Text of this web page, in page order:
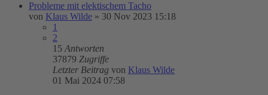
Probleme mit elektischem Tacho
von Klaus Wilde » 30 Nov 2023 15:18
1
2
15 Antworten
37879 Zugriffe
Letzter Beitrag von Klaus Wilde
01 Mai 2024 07:58